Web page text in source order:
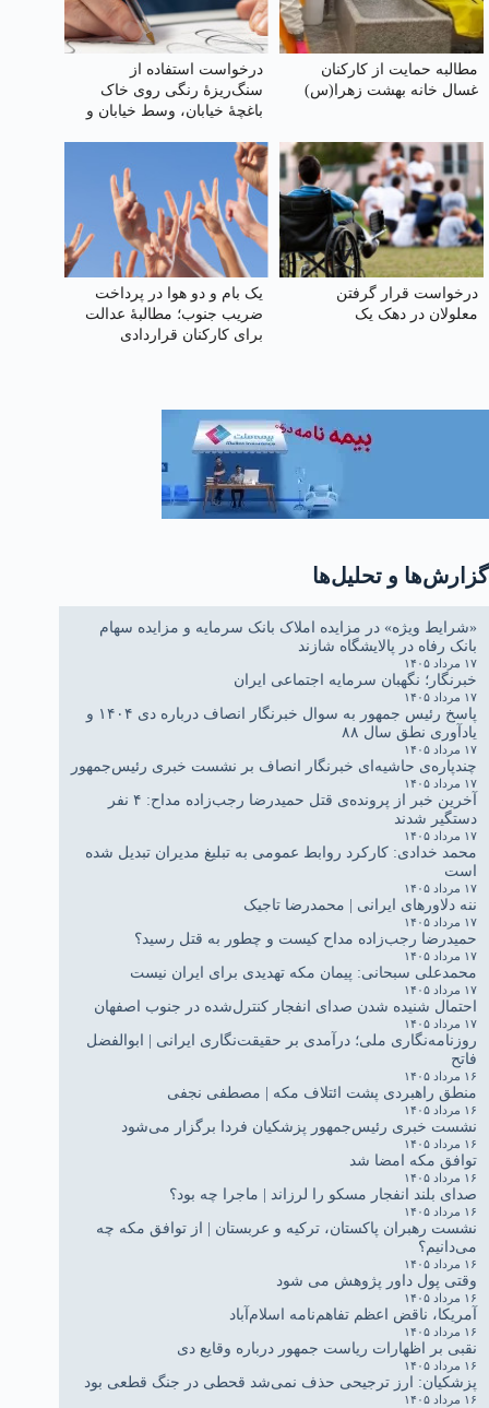
مطالبه حمایت از کارکنان
غسال خانه بهشت زهرا(س)
درخواست استفاده از
سنگ‌ریزهٔ رنگی روی خاک
باغچهٔ خیابان، وسط خیابان و
صرفه‌جویی بیشتر آب
درخواست قرار گرفتن
معلولان در دهک یک
یک بام و دو هوا در پرداخت
ضریب جنوب؛ مطالبهٔ عدالت
برای کارکنان قراردادی
گزارش‌ها و تحلیل‌ها
«شرایط ویژه» در مزایده املاک بانک سرمایه و مزایده سهام
بانک رفاه در پالایشگاه شازند
۱۷ مرداد ۱۴۰۵
خبرنگار؛ نگهبان سرمایه اجتماعی ایران
۱۷ مرداد ۱۴۰۵
پاسخ رئیس جمهور به سوال خبرنگار انصاف درباره دی ۱۴۰۴ و
یادآوری نطق سال ۸۸
۱۷ مرداد ۱۴۰۵
چندپاره‌ی حاشیه‌ای خبرنگار انصاف بر نشست خبری رئیس‌جمهور
۱۷ مرداد ۱۴۰۵
آخرین خبر از پرونده‌ی قتل حمیدرضا رجب‌زاده مداح: ۴ نفر
دستگیر شدند
۱۷ مرداد ۱۴۰۵
محمد خدادی: کارکرد روابط عمومی به تبلیغ مدیران تبدیل شده
است
۱۷ مرداد ۱۴۰۵
ننه دلاورهای ایرانی | محمدرضا تاجیک
۱۷ مرداد ۱۴۰۵
حمیدرضا رجب‌زاده مداح کیست و چطور به قتل رسید؟
۱۷ مرداد ۱۴۰۵
محمدعلی سبحانی: پیمان مکه تهدیدی برای ایران نیست
۱۷ مرداد ۱۴۰۵
احتمال شنیده شدن صدای انفجار کنترل‌شده در جنوب اصفهان
۱۷ مرداد ۱۴۰۵
روزنامه‌نگاری ملی؛ درآمدی بر حقیقت‌نگاری ایرانی | ابوالفضل
فاتح
۱۶ مرداد ۱۴۰۵
منطق راهبردی پشت ائتلاف مکه | مصطفی نجفی
۱۶ مرداد ۱۴۰۵
نشست خبری رئیس‌جمهور پزشکیان فردا برگزار می‌شود
۱۶ مرداد ۱۴۰۵
توافق مکه امضا شد
۱۶ مرداد ۱۴۰۵
صدای بلند انفجار مسکو را لرزاند | ماجرا چه بود؟
۱۶ مرداد ۱۴۰۵
نشست رهبران پاکستان، ترکیه و عربستان | از توافق مکه چه
می‌دانیم؟
۱۶ مرداد ۱۴۰۵
وقتی پول داور پژوهش می شود
۱۶ مرداد ۱۴۰۵
آمریکا، ناقض اعظم تفاهم‌نامه اسلام‌آباد
۱۶ مرداد ۱۴۰۵
نقبی بر اظهارات ریاست جمهور درباره وقایع دی
۱۶ مرداد ۱۴۰۵
پزشکیان: ارز ترجیحی حذف نمی‌شد قحطی در جنگ قطعی بود
۱۶ مرداد ۱۴۰۵